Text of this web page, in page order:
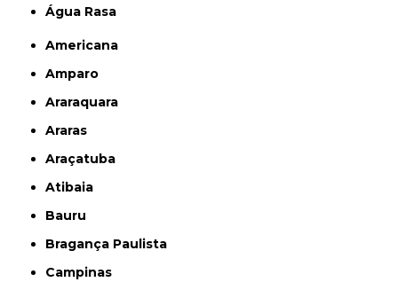
Água Rasa
Americana
Amparo
Araraquara
Araras
Araçatuba
Atibaia
Bauru
Bragança Paulista
Campinas